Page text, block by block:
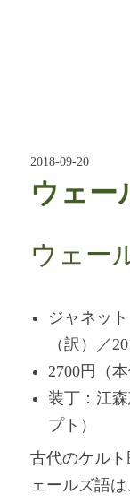
2018-09-20
ウェー
ウェー
ジャネッ
（訳）／
2700円（
装丁：江
プト）
古代のケル
ェールズ語